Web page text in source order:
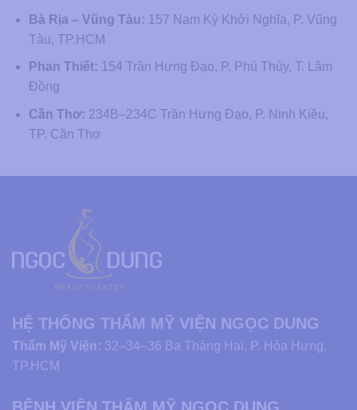
Bà Rịa – Vũng Tàu: 157 Nam Kỳ Khởi Nghĩa, P. Vũng
Tàu, TP.HCM
Phan Thiết: 154 Trần Hưng Đạo, P. Phú Thủy, T. Lâm
Đồng
Cần Thơ: 234B–234C Trần Hưng Đạo, P. Ninh Kiều,
TP. Cần Thơ
HỆ THỐNG THẨM MỸ VIỆN NGỌC DUNG
Thẩm Mỹ Viện: 32–34–36 Ba Tháng Hai, P. Hòa Hưng,
TP.HCM